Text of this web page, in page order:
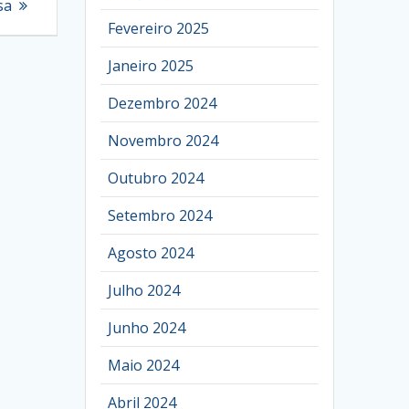
Fevereiro 2025
Janeiro 2025
Dezembro 2024
Novembro 2024
Outubro 2024
Setembro 2024
Agosto 2024
Julho 2024
Junho 2024
Maio 2024
Abril 2024